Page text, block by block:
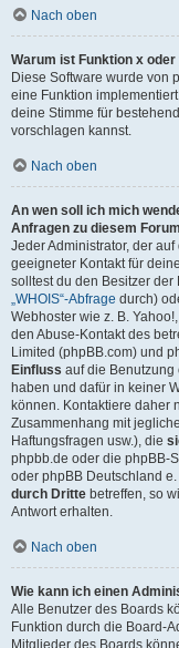
Nach oben
Warum ist Funktion x
Diese Software wurde von
eine Funktion
deine Stimme für
vorschlagen kannst.
Nach oben
An wen soll ich mich
Anfragen zu diesem
Jeder Administrator, der auf
geeigneter Kontakt für
solltest du den Besitzer
„WHOIS“-Abfrage durch)
Webhoster wie z. B.
den Abuse-Kontakt des
Limited (phpBB.com) und
Einfluss auf die Benutzung
haben und dafür in keiner
können. Kontaktiere daher
Zusammenhang mit
Haftungsfragen usw.), die
phpbb.de oder die phpBB-
oder phpBB Deutschland
durch Dritte betreffen, so
Antwort erhalten.
Nach oben
Wie kann ich einen
Alle Benutzer des Boards
Funktion durch die Board-
Mitglieder des Boards